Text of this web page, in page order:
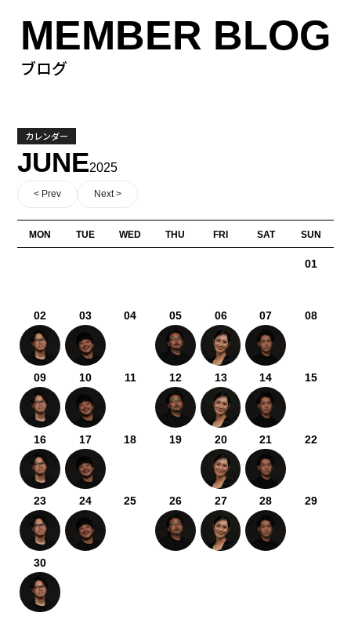
MEMBER BLOG
ブログ
カレンダー
JUNE2025
< Prev Next >
MON TUE WED THU FRI SAT SUN
01
02 03 04 05 06 07 08
09 10 11 12 13 14 15
16 17 18 19 20 21 22
23 24 25 26 27 28 29
30